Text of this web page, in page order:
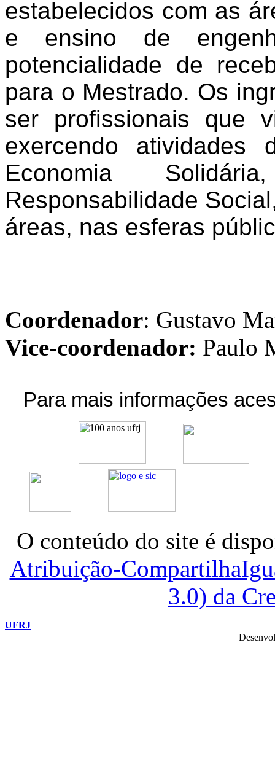
estabelecidos com as
e ensino de
potencialidade de
para o Mestrado. Os
ser profissionais que
exercendo atividades
Economia
Responsabilidade
áreas, nas esferas
Coordenador: Gustavo
Vice-coordenador: Paulo
Para mais informações
O conteúdo do site é
Atribuição-
3.0) da
UFRJ